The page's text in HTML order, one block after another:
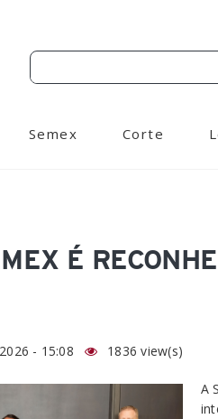
Semex Corte
É
- 15:08 1836 view(s)
A